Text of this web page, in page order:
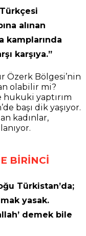
alınan
kamplarında
karşıya.”
Özerk Bölgesi’nin
olabilir mi?
yaptırım
başı dik yaşıyor.
kadınlar,
BİRİNCİ
Türkistan’da;
yasak.
demek bile